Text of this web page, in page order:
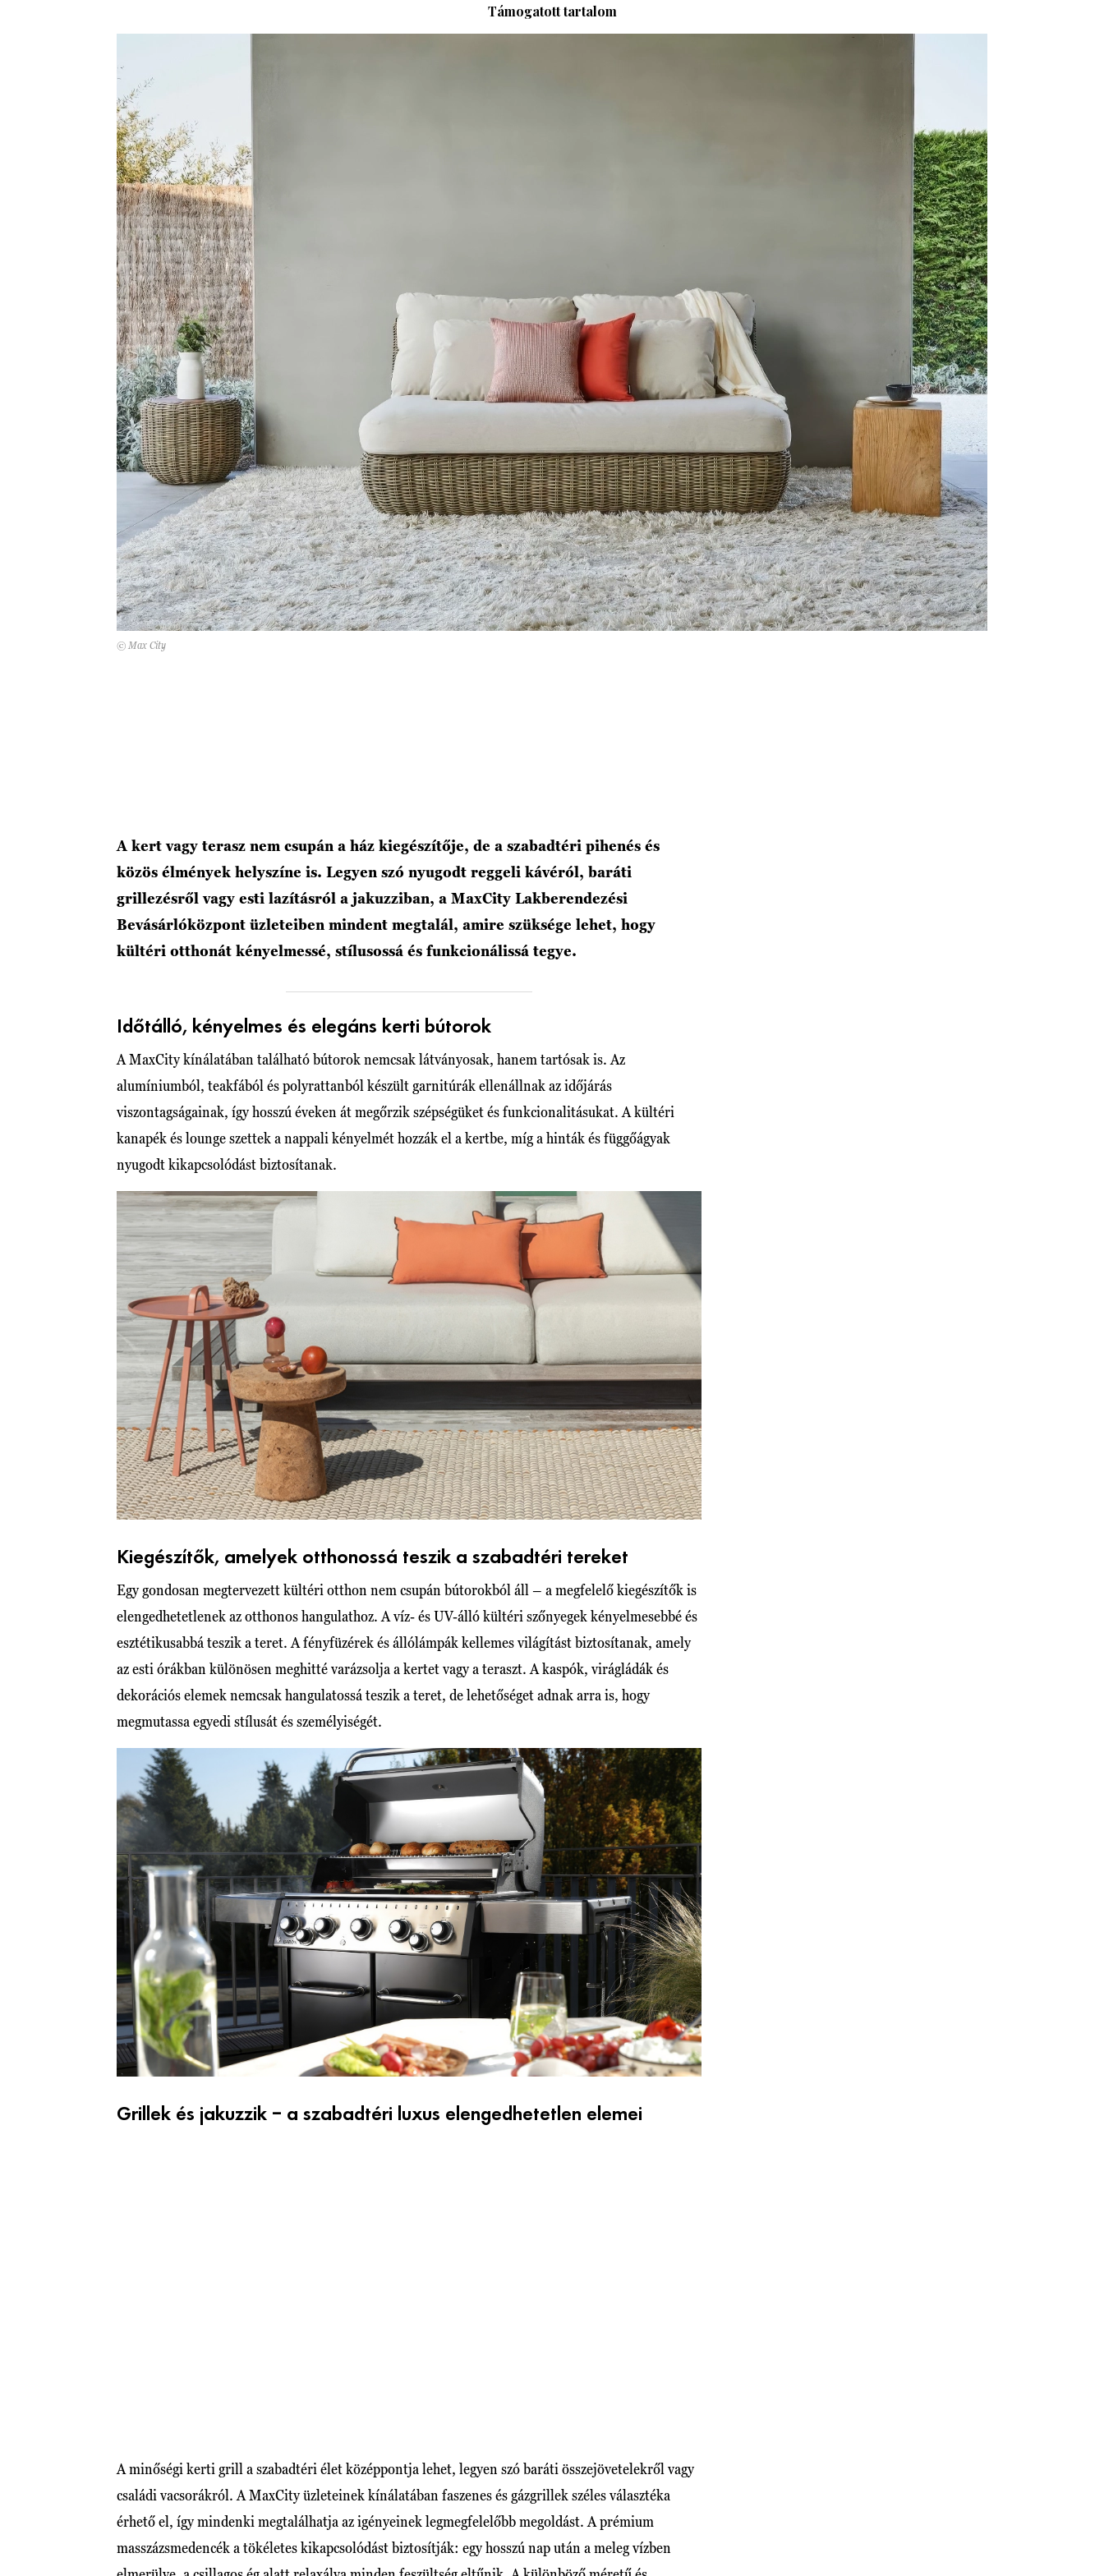
Támogatott tartalom
© Max City
A kert vagy terasz nem csupán a ház kiegészítője, de a szabadtéri pihenés és
közös élmények helyszíne is. Legyen szó nyugodt reggeli kávéról, baráti
grillezésről vagy esti lazításról a jakuzziban, a MaxCity Lakberendezési
Bevásárlóközpont üzleteiben mindent megtalál, amire szüksége lehet, hogy
kültéri otthonát kényelmessé, stílusossá és funkcionálissá tegye.
Időtálló, kényelmes és elegáns kerti bútorok
A MaxCity kínálatában található bútorok nemcsak látványosak, hanem tartósak is. Az
alumíniumból, teakfából és polyrattanból készült garnitúrák ellenállnak az időjárás
viszontagságainak, így hosszú éveken át megőrzik szépségüket és funkcionalitásukat. A kültéri
kanapék és lounge szettek a nappali kényelmét hozzák el a kertbe, míg a hinták és függőágyak
nyugodt kikapcsolódást biztosítanak.
Kiegészítők, amelyek otthonossá teszik a szabadtéri tereket
Egy gondosan megtervezett kültéri otthon nem csupán bútorokból áll – a megfelelő kiegészítők is
elengedhetetlenek az otthonos hangulathoz. A víz- és UV-álló kültéri szőnyegek kényelmesebbé és
esztétikusabbá teszik a teret. A fényfüzérek és állólámpák kellemes világítást biztosítanak, amely
az esti órákban különösen meghitté varázsolja a kertet vagy a teraszt. A kaspók, virágládák és
dekorációs elemek nemcsak hangulatossá teszik a teret, de lehetőséget adnak arra is, hogy
megmutassa egyedi stílusát és személyiségét.
Grillek és jakuzzik – a szabadtéri luxus elengedhetetlen elemei
A minőségi kerti grill a szabadtéri élet középpontja lehet, legyen szó baráti összejövetelekről vagy
családi vacsorákról. A MaxCity üzleteinek kínálatában faszenes és gázgrillek széles választéka
érhető el, így mindenki megtalálhatja az igényeinek legmegfelelőbb megoldást. A prémium
masszázsmedencék a tökéletes kikapcsolódást biztosítják: egy hosszú nap után a meleg vízben